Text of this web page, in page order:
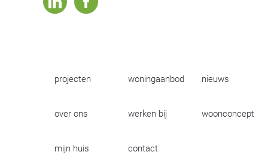
linkedinfacebook
projecten woningaanbod nieuws
over ons werken bij woonconcept
mijn huis contact